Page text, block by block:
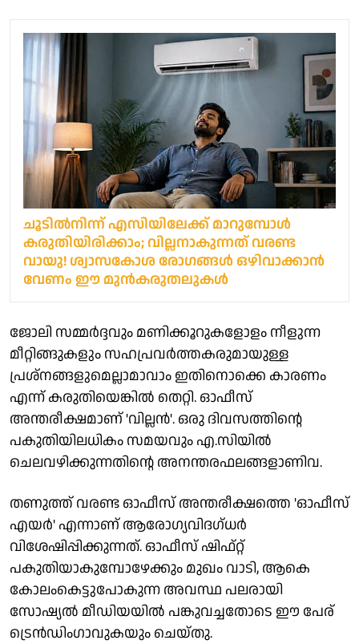
ചൂടിൽനിന്ന് എസിയിലേക്ക് മാറുമ്പോൾ
കരുതിയിരിക്കാം; വില്ലനാകുന്നത് വരണ്ട
വായു! ശ്വാസകോശ രോഗങ്ങൾ ഒഴിവാക്കാൻ
വേണം ഈ മുൻകരുതലുകൾ
ജോലി സമ്മർദ്ദവും മണിക്കൂറുകളോളം നീളുന്ന
മീറ്റിങ്ങുകളും സഹപ്രവർത്തകരുമായുള്ള
പ്രശ്നങ്ങളുമെല്ലാമാവാം ഇതിനൊക്കെ കാരണം
എന്ന് കരുതിയെങ്കിൽ തെറ്റി. ഓഫീസ്
അന്തരീക്ഷമാണ് 'വില്ലന്‍'. ഒരു ദിവസത്തിന്റെ
പകുതിയിലധികം സമയവും എ.സിയിൽ
ചെലവഴിക്കുന്നതിന്റെ അനന്തരഫലങ്ങളാണിവ.
തണുത്ത് വരണ്ട ഓഫീസ് അന്തരീക്ഷത്തെ 'ഓഫീസ്
എയർ' എന്നാണ് ആരോഗ്യവിദഗ്ധർ
വിശേഷിപ്പിക്കുന്നത്. ഓഫീസ് ഷിഫ്റ്റ്
പകുതിയാകുമ്പോഴേക്കും മുഖം വാടി, ആകെ
കോലംകെട്ടുപോകുന്ന അവസ്ഥ പലരായി
സോഷ്യൽ മീഡിയയിൽ പങ്കുവച്ചതോടെ ഈ പേര്
ട്രെൻഡിംഗാവുകയും ചെയ്തു.